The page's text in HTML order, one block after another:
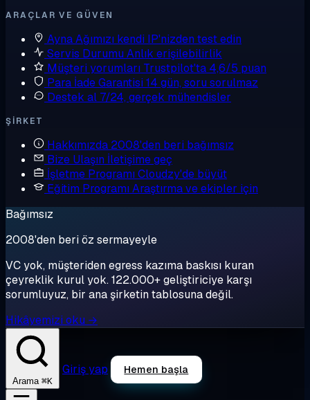
ARAÇLAR VE GÜVEN
AynaAğımızı kendi IP'nizden test edin
Servis Durumu Anlık erişilebilirlik
Müşteri yorumları Trustpilot'ta 4,6/5 puan
Para İade Garantisi 14 gün, soru sorulmaz
Destek al 7/24, gerçek mühendisler
ŞIRKET
Hakkımızda 2008'den beri bağımsız
Bize Ulaşın İletişime geç
İşletme Programı Cloudzy'de büyüt
Eğitim Programı Araştırma ve ekipler için
Bağımsız
2008'den beri öz sermayeyle
VC yok, müşteriden egress kazıma baskısı kuran
çeyreklik kurul yok. 122.000+ geliştiriciye karşı
sorumluyuz, bir ana şirketin tablosuna değil.
Hikâyemizi oku →
Arama ⌘K
Giriş yap Hemen başla